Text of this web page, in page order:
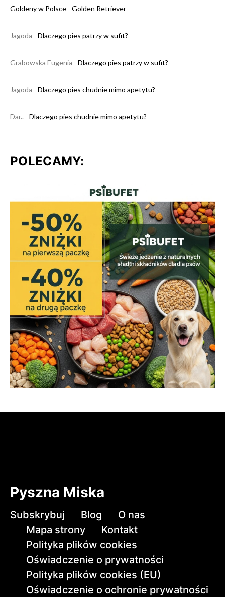
Goldeny w Polsce - Golden Retriever
Jagoda - Dlaczego pies patrzy w sufit?
Grabowska Eugenia - Dlaczego pies patrzy w sufit?
Jagoda - Dlaczego pies chudnie mimo apetytu?
Dar.. - Dlaczego pies chudnie mimo apetytu?
POLECAMY:
Pyszna Miska
Subskrybuj Blog
O nas
Mapa strony
Kontakt
Polityka plików cookies
Oświadczenie o prywatności
Polityka plików cookies (EU)
Oświadczenie o ochronie prywatności